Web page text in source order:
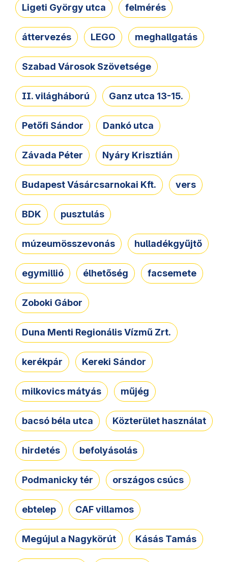
Ligeti György utca felmérés
áttervezés LEGO meghallgatás
Szabad Városok Szövetsége
II. világháború Ganz utca 13-15.
Petőfi Sándor Dankó utca
Závada Péter Nyáry Krisztián
Budapest Vásárcsarnokai Kft. vers
BDK pusztulás
múzeumösszevonás hulladékgyűjtő
egymillió élhetőség facsemete
Zoboki Gábor
Duna Menti Regionális Vízmű Zrt.
kerékpár Kereki Sándor
milkovics mátyás műjég
bacsó béla utca Közterület használat
hirdetés befolyásolás
Podmanicky tér országos csúcs
ebtelep CAF villamos
Megújul a Nagykörút Kásás Tamás